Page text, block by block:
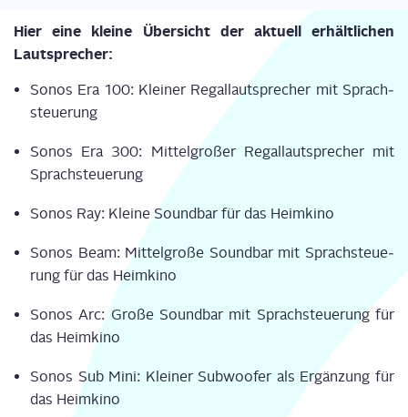
Hier eine klei­ne Über­sicht der aktu­ell erhält­li­chen
Lautsprecher:
Sonos Era 100: Klei­ner Regal­laut­spre­cher mit Sprach­
steue­rung
Sonos Era 300: Mit­tel­gro­ßer Regal­laut­spre­cher mit
Sprach­steue­rung
Sonos Ray: Klei­ne Sound­bar für das Heim­ki­no
Sonos Beam: Mit­tel­gro­ße Sound­bar mit Sprach­steue­
rung für das Heim­ki­no
Sonos Arc: Gro­ße Sound­bar mit Sprach­steue­rung für
das Heim­ki­no
Sonos Sub Mini: Klei­ner Sub­woo­fer als Ergän­zung für
das Heim­ki­no